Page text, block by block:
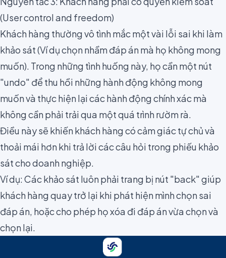
(User control and freedom)
Khách hàng thường vô tình mắc một vài lỗi sai khi làm
khảo sát (Ví dụ chọn nhầm đáp án mà họ không mong
muốn). Trong những tình huống này, họ cần một nút
"undo" để thu hồi những hành động không mong
muốn và thực hiện lại các hành động chính xác mà
không cần phải trải qua một quá trình rườm rà.
Điều này sẽ khiến khách hàng có cảm giác tự chủ và
thoải mái hơn khi trả lời các câu hỏi trong phiếu khảo
sát cho doanh nghiệp.
Ví dụ: Các khảo sát luôn phải trang bị nút "back"giúp
khách hàng quay trở lại khi phát hiện mình chọn sai
đáp án, hoặc cho phép họ xóa đi đáp án vừa chọn và
chọn lại.